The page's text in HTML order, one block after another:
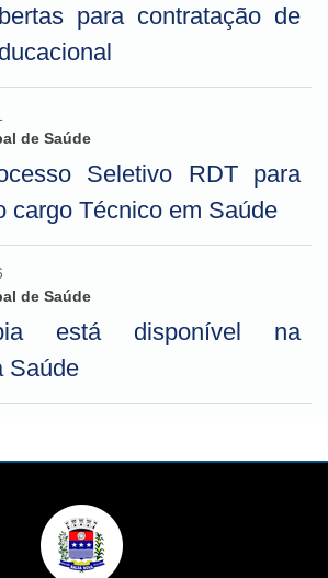
para contratação de
de Saúde
Seletivo RDT para
cargo Técnico em Saúde
de Saúde
está disponível na
Saúde